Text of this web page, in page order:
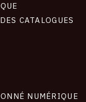
CATALOGUES
NUMÉRIQUE